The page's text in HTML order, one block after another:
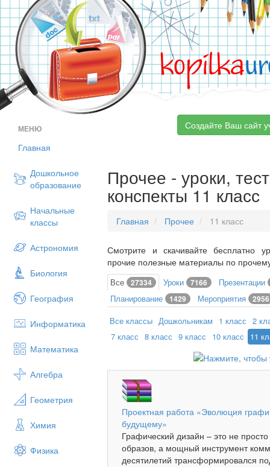
kopilka
МЕНЮ
Главная
Дошкольное
образование
Начальные
классы
Астрономия
Биология
География
Информатика
Математика
Алгебра
Геометрия
Химия
Физика
Создайте Ваш сайт
Прочее - уроки,
конспекты 11 класс
Главная Прочее 11 класс
Смотрите и скачивайте бесплатно
прочие полезные материалы по
Все 27334 Уроки 7166
Презентации
Планирование 1429 Мероприятия 2956
Все классы Дошкольникам 1 класс 2
7 класс 8 класс 9 класс 10 класс 11
Проектная работа «Эволюция
будущему»
Графический дизайн – это не
образов, а мощный инструмент
десятилетий трансформировался